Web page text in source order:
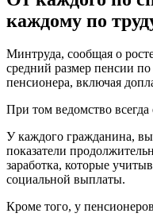
каждому по
Минтруда, сообщая о
средний размер пенсии
пенсионера, включая
При том ведомство
У каждого гражданина,
показатели
заработка, которые
социальной выплаты.
Кроме того, у